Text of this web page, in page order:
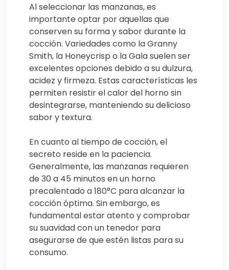
Al seleccionar las manzanas, es
importante optar por aquellas que
conserven su forma y sabor durante la
cocción. Variedades como la Granny
Smith, la Honeycrisp o la Gala suelen ser
excelentes opciones debido a su dulzura,
acidez y firmeza. Estas características les
permiten resistir el calor del horno sin
desintegrarse, manteniendo su delicioso
sabor y textura.
En cuanto al tiempo de cocción, el
secreto reside en la paciencia.
Generalmente, las manzanas requieren
de 30 a 45 minutos en un horno
precalentado a 180°C para alcanzar la
cocción óptima. Sin embargo, es
fundamental estar atento y comprobar
su suavidad con un tenedor para
asegurarse de que estén listas para su
consumo.